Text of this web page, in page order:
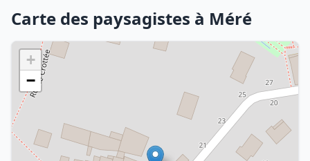
Carte des paysagistes à Méré
+
−